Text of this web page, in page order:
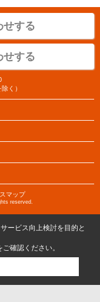
せする
せする
く）
マップ
reserved.
ービス向上検討を目的と
ご確認ください。